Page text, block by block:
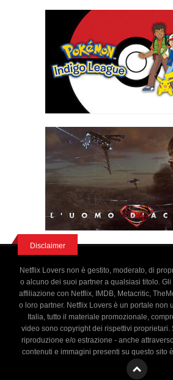
Disclaimer
Netflix Lovers non è gestito, moderato, di
o alcuno dei suoi partner a qualsiasi titolo.
affiliazione con Netflix, IMDB, Metacritic,
o loro partner. Netflix Lovers è un portale non
Italia, tutto il materiale promozionale,
video sono copyright dei rispettivi proprietari.
riproduzione e/o estrazione - anche
contenuti e immagini presenti su questo sito